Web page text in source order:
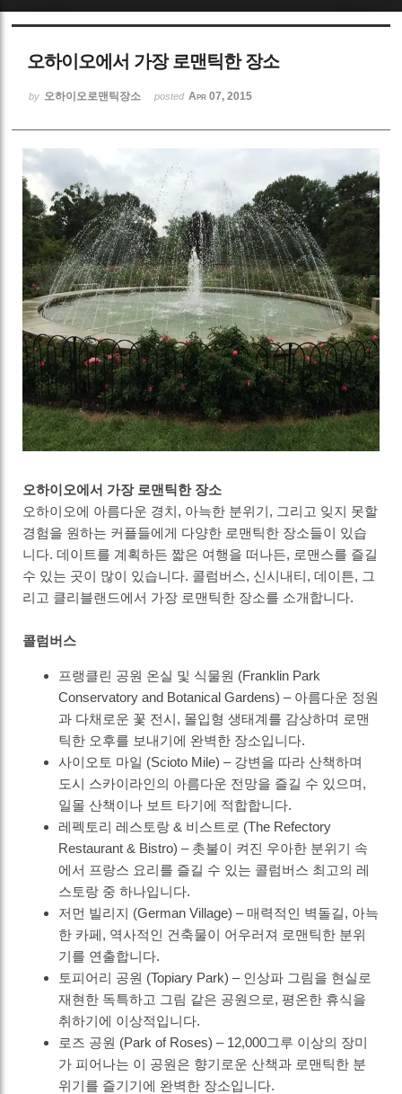
오하이오에서 가장 로맨틱한 장소
by 오하이오로맨틱장소 posted Apr 07, 2015
오하이오에서 가장 로맨틱한 장소
오하이오에 아름다운 경치, 아늑한 분위기, 그리고 잊지 못할
경험을 원하는 커플들에게 다양한 로맨틱한 장소들이 있습
니다. 데이트를 계획하든 짧은 여행을 떠나든, 로맨스를 즐길
수 있는 곳이 많이 있습니다. 콜럼버스, 신시내티, 데이튼, 그
리고 클리블랜드에서 가장 로맨틱한 장소를 소개합니다.
콜럼버스
프랭클린 공원 온실 및 식물원 (Franklin Park
Conservatory and Botanical Gardens) – 아름다운 정원
과 다채로운 꽃 전시, 몰입형 생태계를 감상하며 로맨
틱한 오후를 보내기에 완벽한 장소입니다.
사이오토 마일 (Scioto Mile) – 강변을 따라 산책하며
도시 스카이라인의 아름다운 전망을 즐길 수 있으며,
일몰 산책이나 보트 타기에 적합합니다.
레펙토리 레스토랑 & 비스트로 (The Refectory
Restaurant & Bistro) – 촛불이 켜진 우아한 분위기 속
에서 프랑스 요리를 즐길 수 있는 콜럼버스 최고의 레
스토랑 중 하나입니다.
저먼 빌리지 (German Village) – 매력적인 벽돌길, 아늑
한 카페, 역사적인 건축물이 어우러져 로맨틱한 분위
기를 연출합니다.
토피어리 공원 (Topiary Park) – 인상파 그림을 현실로
재현한 독특하고 그림 같은 공원으로, 평온한 휴식을
취하기에 이상적입니다.
로즈 공원 (Park of Roses) – 12,000그루 이상의 장미
가 피어나는 이 공원은 향기로운 산책과 로맨틱한 분
위기를 즐기기에 완벽한 장소입니다.
Sketchbook5, 스케치북5
Sketchbook5, 스케치북5